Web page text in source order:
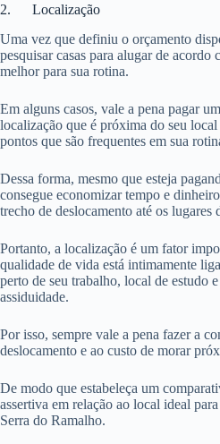
2. Localização
Uma vez que definiu o orçamento
pesquisar casas para alugar de acordo
melhor para sua rotina.
Em alguns casos, vale a pena pagar
localização que é próxima do seu
pontos que são frequentes em sua
Dessa forma, mesmo que esteja
consegue economizar tempo e
trecho de deslocamento até os lugares
Portanto, a localização é um fator
qualidade de vida está intimamente
perto de seu trabalho, local de estudo
assiduidade.
Por isso, sempre vale a pena fazer a
deslocamento e ao custo de morar
De modo que estabeleça um
assertiva em relação ao local ideal
Serra do Ramalho.